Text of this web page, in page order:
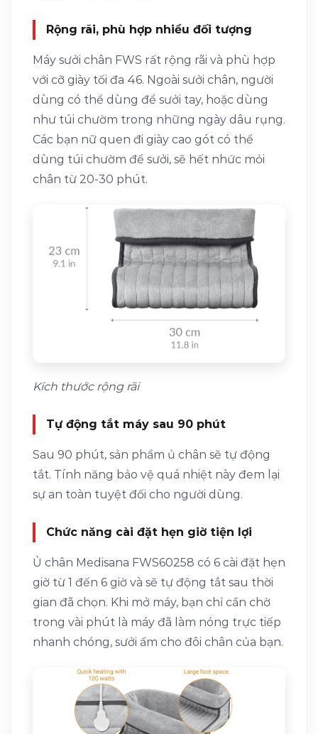
Rộng rãi, phù hợp nhiều đối tượng
Máy sưởi chân FWS rất rộng rãi và phù hợp
với cỡ giày tối đa 46. Ngoài sưởi chân, người
dùng có thể dùng để sưởi tay, hoặc dùng
như túi chườm trong những ngày dâu rụng.
Các bạn nữ quen đi giày cao gót có thể
dùng túi chườm để sưởi, sẽ hết nhức mỏi
chân từ 20-30 phút.
Kích thước rộng rãi
Tự động tắt máy sau 90 phút
Sau 90 phút, sản phẩm ủ chân sẽ tự động
tắt. Tính năng bảo vệ quá nhiệt này đem lại
sự an toàn tuyệt đối cho người dùng.
Chức năng cài đặt hẹn giờ tiện lợi
Ủ chân Medisana FWS60258 có 6 cài đặt hẹn
giờ từ 1 đến 6 giờ và sẽ tự động tắt sau thời
gian đã chọn. Khi mở máy, bạn chỉ cần chờ
trong vài phút là máy đã làm nóng trực tiếp
nhanh chóng, sưởi ấm cho đôi chân của bạn.